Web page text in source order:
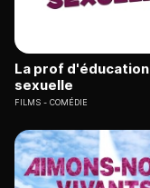
La prof d'éducation
sexuelle
FILMS COMÉDIE